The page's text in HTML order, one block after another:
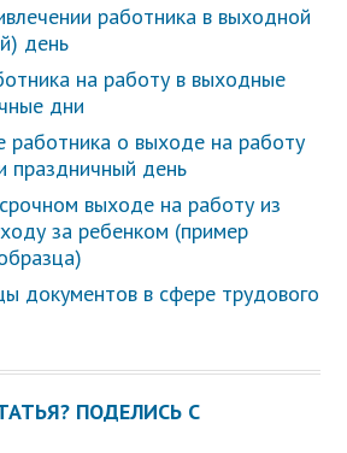
работника в выходной
день
на работу в выходные
дни
работника о выходе на работу
праздничный день
выходе на работу из
за ребенком (пример
документов в сфере трудового
ПОДЕЛИСЬ С